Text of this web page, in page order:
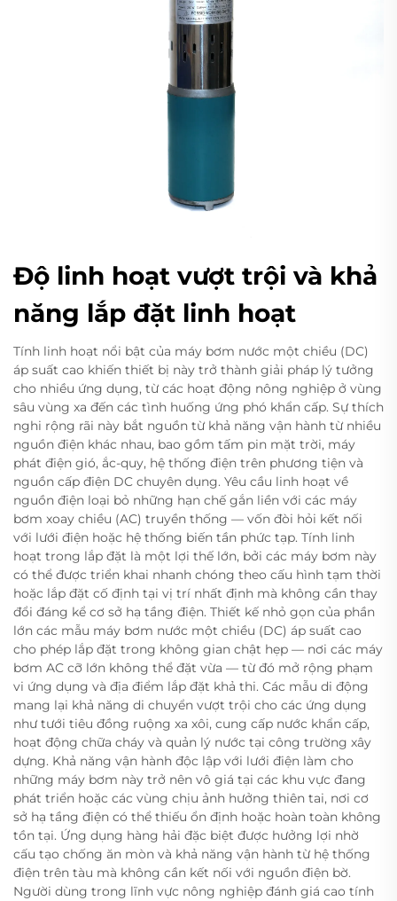
Độ linh hoạt vượt trội và khả
năng lắp đặt linh hoạt
Tính linh hoạt nổi bật của máy bơm nước một chiều (DC)
áp suất cao khiến thiết bị này trở thành giải pháp lý tưởng
cho nhiều ứng dụng, từ các hoạt động nông nghiệp ở vùng
sâu vùng xa đến các tình huống ứng phó khẩn cấp. Sự thích
nghi rộng rãi này bắt nguồn từ khả năng vận hành từ nhiều
nguồn điện khác nhau, bao gồm tấm pin mặt trời, máy
phát điện gió, ắc-quy, hệ thống điện trên phương tiện và
nguồn cấp điện DC chuyên dụng. Yêu cầu linh hoạt về
nguồn điện loại bỏ những hạn chế gắn liền với các máy
bơm xoay chiều (AC) truyền thống — vốn đòi hỏi kết nối
với lưới điện hoặc hệ thống biến tần phức tạp. Tính linh
hoạt trong lắp đặt là một lợi thế lớn, bởi các máy bơm này
có thể được triển khai nhanh chóng theo cấu hình tạm thời
hoặc lắp đặt cố định tại vị trí nhất định mà không cần thay
đổi đáng kể cơ sở hạ tầng điện. Thiết kế nhỏ gọn của phần
lớn các mẫu máy bơm nước một chiều (DC) áp suất cao
cho phép lắp đặt trong không gian chật hẹp — nơi các máy
bơm AC cỡ lớn không thể đặt vừa — từ đó mở rộng phạm
vi ứng dụng và địa điểm lắp đặt khả thi. Các mẫu di động
mang lại khả năng di chuyển vượt trội cho các ứng dụng
như tưới tiêu đồng ruộng xa xôi, cung cấp nước khẩn cấp,
hoạt động chữa cháy và quản lý nước tại công trường xây
dựng. Khả năng vận hành độc lập với lưới điện làm cho
những máy bơm này trở nên vô giá tại các khu vực đang
phát triển hoặc các vùng chịu ảnh hưởng thiên tai, nơi cơ
sở hạ tầng điện có thể thiếu ổn định hoặc hoàn toàn không
tồn tại. Ứng dụng hàng hải đặc biệt được hưởng lợi nhờ
cấu tạo chống ăn mòn và khả năng vận hành từ hệ thống
điện trên tàu mà không cần kết nối với nguồn điện bờ.
Người dùng trong lĩnh vực nông nghiệp đánh giá cao tính